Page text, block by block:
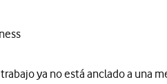
ya no está anclado a una